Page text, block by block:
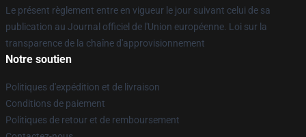
Le présent règlement entre en vigueur le jour suivant celui de sa
publication au Journal officiel de l'Union européenne. Loi sur la
transparence de la chaîne d'approvisionnement
Notre soutien
Politiques d'expédition et de livraison
Conditions de paiement
Politiques de retour et de remboursement